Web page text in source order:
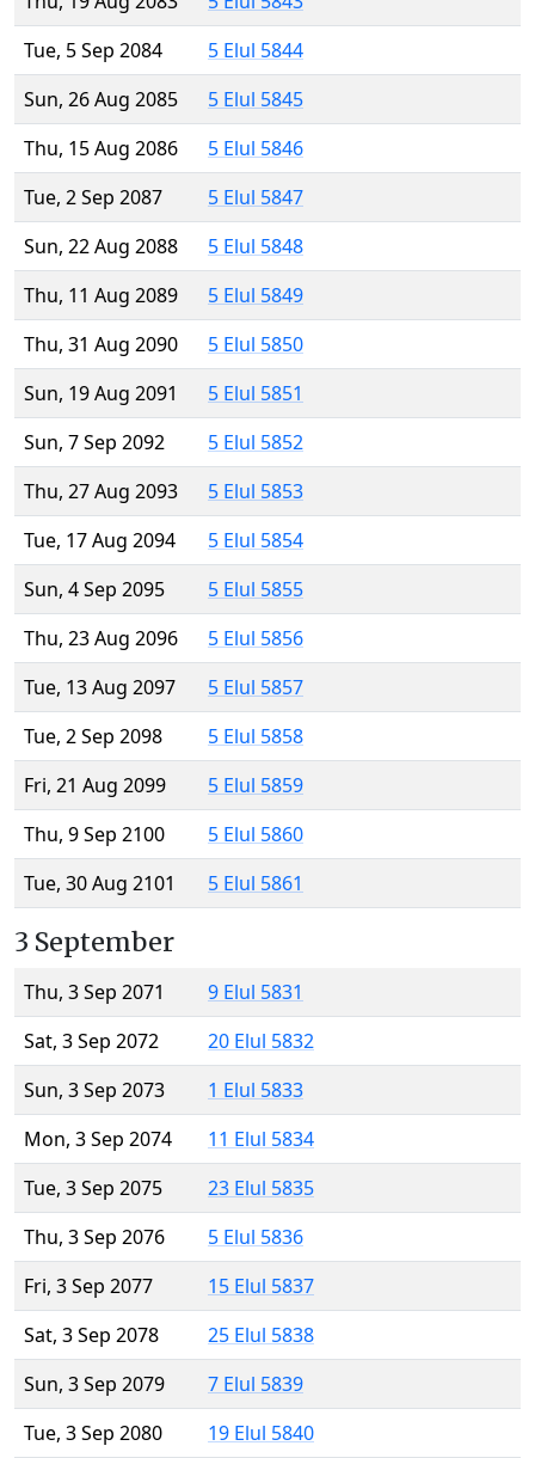
Tue, 5 Sep 2084
5 Elul 5844
Sun, 26 Aug 2085
5 Elul 5845
Thu, 15 Aug 2086
5 Elul 5846
Tue, 2 Sep 2087
5 Elul 5847
Sun, 22 Aug 2088
5 Elul 5848
Thu, 11 Aug 2089
5 Elul 5849
Thu, 31 Aug 2090
5 Elul 5850
Sun, 19 Aug 2091
5 Elul 5851
Sun, 7 Sep 2092
5 Elul 5852
Thu, 27 Aug 2093
5 Elul 5853
Tue, 17 Aug 2094
5 Elul 5854
Sun, 4 Sep 2095
5 Elul 5855
Thu, 23 Aug 2096
5 Elul 5856
Tue, 13 Aug 2097
5 Elul 5857
Tue, 2 Sep 2098
5 Elul 5858
Fri, 21 Aug 2099
5 Elul 5859
Thu, 9 Sep 2100
5 Elul 5860
Tue, 30 Aug 2101
5 Elul 5861
3 September
Thu, 3 Sep 2071
9 Elul 5831
Sat, 3 Sep 2072
20 Elul 5832
Sun, 3 Sep 2073
1 Elul 5833
Mon, 3 Sep 2074
11 Elul 5834
Tue, 3 Sep 2075
23 Elul 5835
Thu, 3 Sep 2076
5 Elul 5836
Fri, 3 Sep 2077
15 Elul 5837
Sat, 3 Sep 2078
25 Elul 5838
Sun, 3 Sep 2079
7 Elul 5839
Tue, 3 Sep 2080
19 Elul 5840